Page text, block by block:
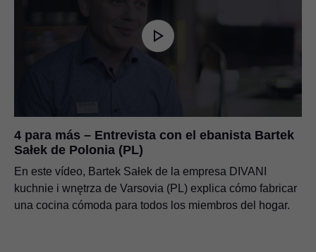
4 para más – Entrevista con el ebanista Bartek
Sałek de Polonia (PL)
En este vídeo, Bartek Sałek de la empresa DIVANI
kuchnie i wnętrza de Varsovia (PL) explica cómo fabricar
una cocina cómoda para todos los miembros del hogar.